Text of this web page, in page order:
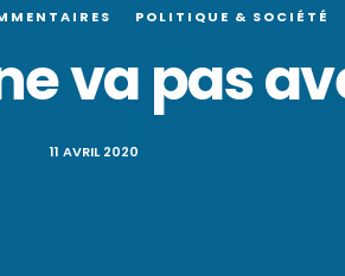
POLITIQUE & SOCIÉTÉ
va pas
11 AVRIL 2020